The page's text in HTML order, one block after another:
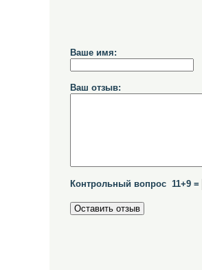
Ваше имя:
Ваш отзыв:
Контрольный вопрос 11+9 =